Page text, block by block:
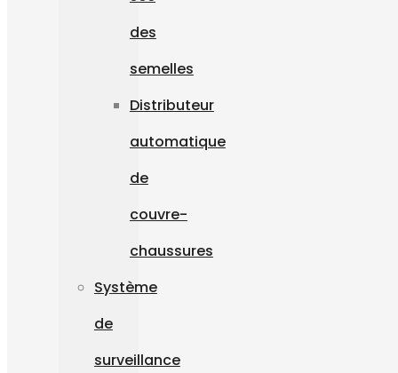
des
semelles
Distributeur
automatique
de
couvre-
chaussures
Système
de
surveillance